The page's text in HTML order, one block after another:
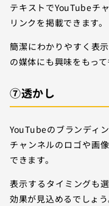
テキストでYouTubeチ
リンクを掲載できます。
簡潔にわかりやすく表
の媒体にも興味をもって
⑦透かし
YouTubeのブランディ
チャンネルのロゴや画
できます。
表示するタイミングも
効果が見込めるでしょう